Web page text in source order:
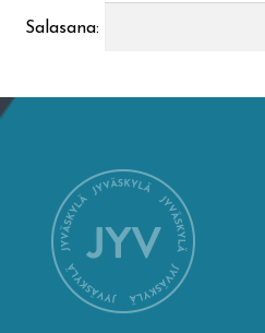
Kirjasto
Visit Jyvaskyla Region
Valon Kaupunki
Salasana: